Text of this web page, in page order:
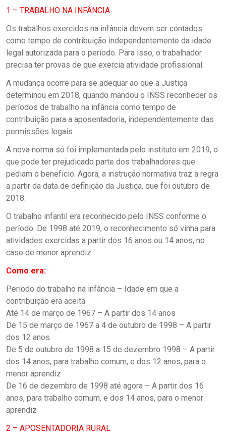
1 – TRABALHO NA INFÂNCIA
Os trabalhos exercidos na infância devem ser contados
como tempo de contribuição independentemente da idade
legal autorizada para o período. Para isso, o trabalhador
precisa ter provas de que exercia atividade profissional.
A mudança ocorre para se adequar ao que a Justiça
determinou em 2018, quando mandou o INSS reconhecer os
períodos de trabalho na infância como tempo de
contribuição para a aposentadoria, independentemente das
permissões legais.
A nova norma só foi implementada pelo instituto em 2019, o
que pode ter prejudicado parte dos trabalhadores que
pediam o benefício. Agora, a instrução normativa traz a regra
a partir da data de definição da Justiça, que foi outubro de
2018.
O trabalho infantil era reconhecido pelo INSS conforme o
período. De 1998 até 2019, o reconhecimento só vinha para
atividades exercidas a partir dos 16 anos ou 14 anos, no
caso de menor aprendiz.
Como era:
Período do trabalho na infância – Idade em que a
contribuição era aceita
Até 14 de março de 1967 – A partir dos 14 anos
De 15 de março de 1967 a 4 de outubro de 1998 – A partir
dos 12 anos
De 5 de outubro de 1998 a 15 de dezembro 1998 – A partir
dos 14 anos, para trabalho comum, e dos 12 anos, para o
menor aprendiz
De 16 de dezembro de 1998 até agora – A partir dos 16
anos, para trabalho comum, e dos 14 anos, para o menor
aprendiz
2 – APOSENTADORIA RURAL